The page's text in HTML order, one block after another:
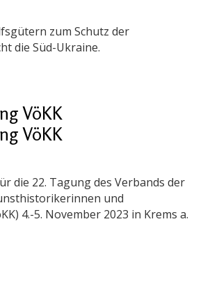
zum Schutz der
die Süd-Ukraine.
VöKK
VöKK
die 22. Tagung des Verbands der
und
4.-5. November 2023 in Krems a.